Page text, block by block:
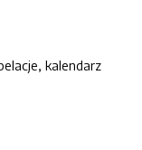
kalendarz